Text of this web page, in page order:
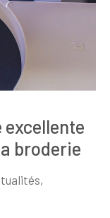
excellente
broderie
,